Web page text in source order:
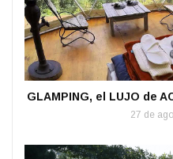
GLAMPING, el LUJO de
27 de